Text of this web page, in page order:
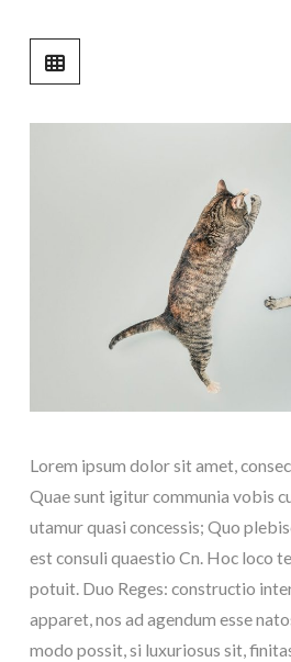
Lorem ipsum dolor sit amet,
Quae sunt igitur communia vobis
utamur quasi concessis; Quo
est consuli quaestio Cn. Hoc loco
potuit. Duo Reges: constructio
apparet, nos ad agendum esse
modo possit, si luxuriosus sit,